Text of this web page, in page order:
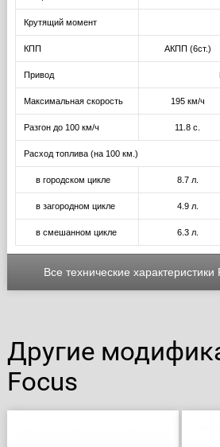
Крутящий момент
КПП АКПП (6ст.)
Привод
Максимальная скорость 195 км/ч
Разгон до 100 км/ч 11.8 с.
Расход топлива (на 100 км.)
в городском цикле 8.7 л.
в загородном цикле 4.9 л.
в смешанном цикле 6.3 л.
Все технические
Другие
Focus